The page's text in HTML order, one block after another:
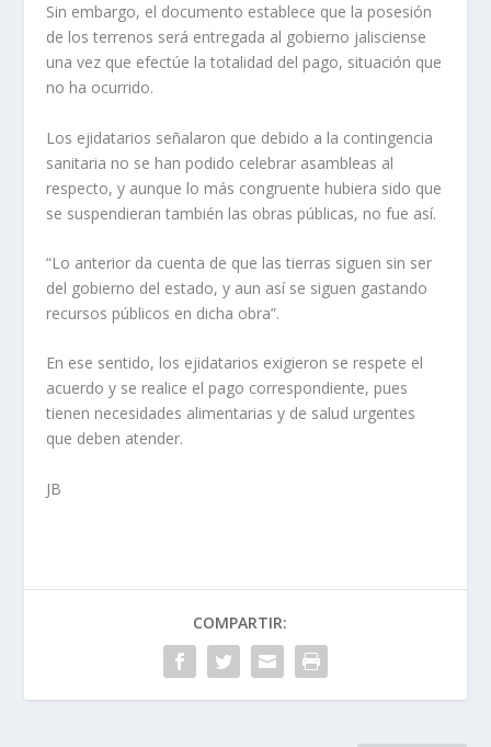
Sin embargo, el documento establece que la posesión
de los terrenos será entregada al gobierno jalisciense
una vez que efectúe la totalidad del pago, situación que
no ha ocurrido.
Los ejidatarios señalaron que debido a la contingencia
sanitaria no se han podido celebrar asambleas al
respecto, y aunque lo más congruente hubiera sido que
se suspendieran también las obras públicas, no fue así.
“Lo anterior da cuenta de que las tierras siguen sin ser
del gobierno del estado, y aun así se siguen gastando
recursos públicos en dicha obra”.
En ese sentido, los ejidatarios exigieron se respete el
acuerdo y se realice el pago correspondiente, pues
tienen necesidades alimentarias y de salud urgentes
que deben atender.
JB
COMPARTIR: